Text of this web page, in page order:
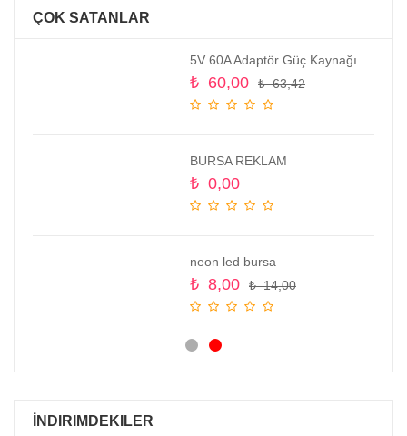
ÇOK SATANLAR
5V 60A Adaptör Güç Kaynağı
63,42
BURSA REKLAM
neon led bursa
14,00
İNDIRIMDEKILER